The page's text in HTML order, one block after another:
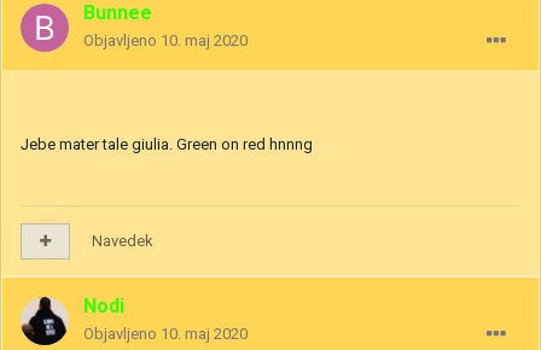
Bunnee
Objavljeno 10. maj 2020
Jebe mater tale giulia. Green on red hnnng
Navedek
Nodi
Objavljeno 10. maj 2020